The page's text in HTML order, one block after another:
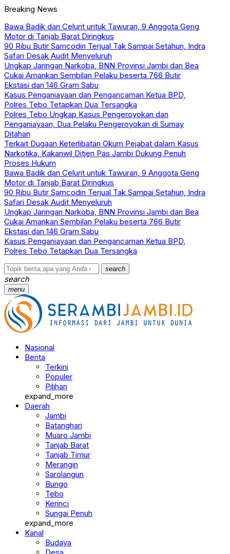
Breaking News
Bawa Badik dan Celurit untuk Tawuran, 9 Anggota Geng
Motor di Tanjab Barat Diringkus
90 Ribu Butir Samcodin Terjual Tak Sampai Setahun, Indra
Safari Desak Audit Menyeluruh
Ungkap Jaringan Narkoba, BNN Provinsi Jambi dan Bea
Cukai Amankan Sembilan Pelaku beserta 766 Butir
Ekstasi dan 146 Gram Sabu
Kasus Penganiayaan dan Pengancaman Ketua BPD,
Polres Tebo Tetapkan Dua Tersangka
Polres Tebo Ungkap Kasus Pengeroyokan dan
Penganiayaan, Dua Pelaku Pengeroyokan di Sumay
Ditahan
Terkait Dugaan Keterlibatan Okum Pejabat dalam Kasus
Narkotika, Kakanwil Ditjen Pas Jambi Dukung Penuh
Proses Hukum
Bawa Badik dan Celurit untuk Tawuran, 9 Anggota Geng
Motor di Tanjab Barat Diringkus
90 Ribu Butir Samcodin Terjual Tak Sampai Setahun, Indra
Safari Desak Audit Menyeluruh
Ungkap Jaringan Narkoba, BNN Provinsi Jambi dan Bea
Cukai Amankan Sembilan Pelaku beserta 766 Butir
Ekstasi dan 146 Gram Sabu
Kasus Penganiayaan dan Pengancaman Ketua BPD,
Polres Tebo Tetapkan Dua Tersangka
search
search
menu
Nasional
Berita
Terkini
Populer
Pilihan
expand_more
Daerah
Jambi
Batanghari
Muaro Jambi
Tanjab Barat
Tanjab Timur
Merangin
Sarolangun
Bungo
Tebo
Kerinci
Sungai Penuh
expand_more
Kanal
Budaya